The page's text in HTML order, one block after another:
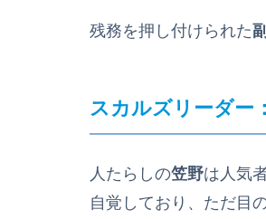
残務を押し付けられた
スカルズリーダー
人たらしの笠野は人気
自覚しており、ただ目